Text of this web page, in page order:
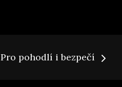
Pro pohodlí i bezpečí